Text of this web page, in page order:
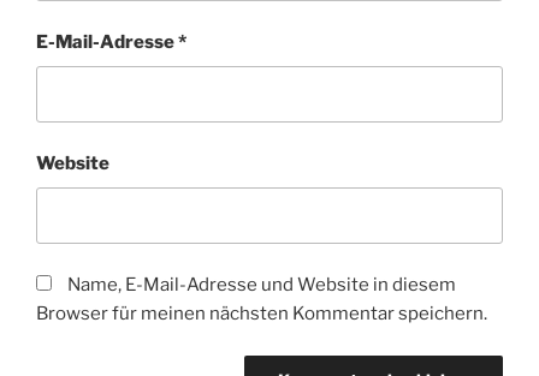
E-Mail-Adresse*
Website
Name, E-Mail-Adresse und Website in diesem
Browser für meinen nächsten Kommentar speichern.